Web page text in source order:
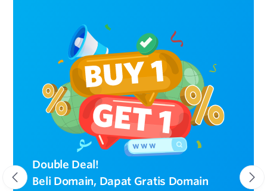
Double Deal!
Beli Domain, Dapat Gratis Domain